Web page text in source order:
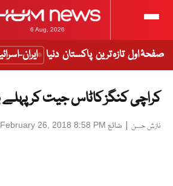
6 Aug, 2026
صفحۂ اول تازہ ترین پاکستان دنیا ایران-
کراچی کنگز کاٹاس جیت کر
نازش حسن | شائع February 26, 2018 8:58 PM